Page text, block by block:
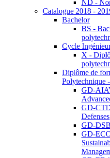
ND -
Catalogue 2018 -
Bachelor
BS -
Cycle
X -
Diplôme de
Polytechnique
GD-
GD-
Defenses
GD-
GD-